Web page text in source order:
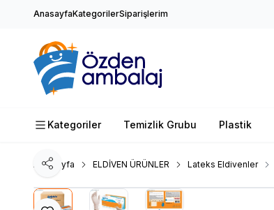
AnasayfaKategorilerSiparişlerim
Kategoriler Temizlik Grubu Plastik
Ana Sayfa ELDİVEN ÜRÜNLER Lateks Eldivenler
Paylaş